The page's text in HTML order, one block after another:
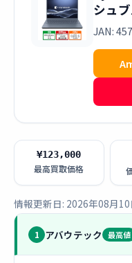
シュ
JAN:
¥123,000
最高買取価格
情報更新日: 2026年08月10
1 アバウテック 最高値